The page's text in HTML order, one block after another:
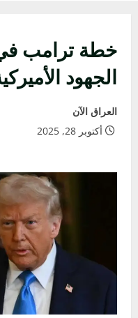
خطة ترامب
الجهود
العراق الآن
أكتوبر 28, 2025